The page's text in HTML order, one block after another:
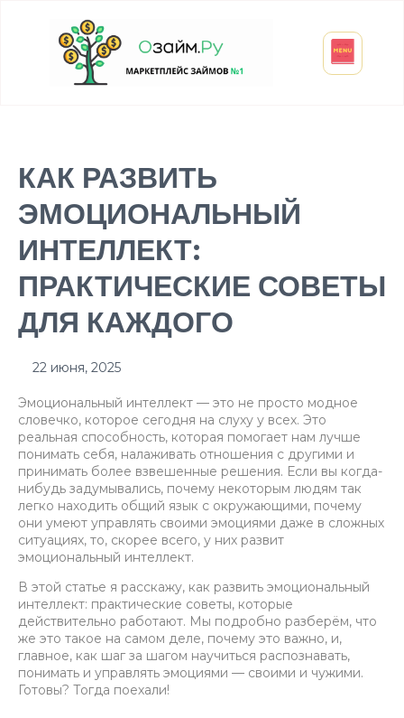
КАК РАЗВИТЬ
ЭМОЦИОНАЛЬНЫЙ
ИНТЕЛЛЕКТ:
ПРАКТИЧЕСКИЕ СОВЕТЫ
ДЛЯ КАЖДОГО
22 июня, 2025
Эмоциональный интеллект — это не просто модное
словечко, которое сегодня на слуху у всех. Это
реальная способность, которая помогает нам лучше
понимать себя, налаживать отношения с другими и
принимать более взвешенные решения. Если вы когда-
нибудь задумывались, почему некоторым людям так
легко находить общий язык с окружающими, почему
они умеют управлять своими эмоциями даже в сложных
ситуациях, то, скорее всего, у них развит
эмоциональный интеллект.
В этой статье я расскажу, как развить эмоциональный
интеллект: практические советы, которые
действительно работают. Мы подробно разберём, что
же это такое на самом деле, почему это важно, и,
главное, как шаг за шагом научиться распознавать,
понимать и управлять эмоциями — своими и чужими.
Готовы? Тогда поехали!